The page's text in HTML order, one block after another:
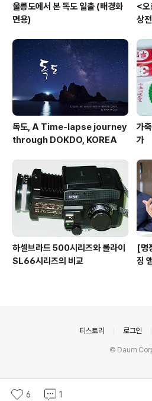
울릉도에서 본 독도 일출 (배경화
면용)
<오
상
독도, A Time-lapse journey
through DOKDO, KOREA
가
가
하셀브라드 500시리즈와 롤라이
SL66시리즈의 비교
[명
징
6 1
티스토리 로그인
© Daum